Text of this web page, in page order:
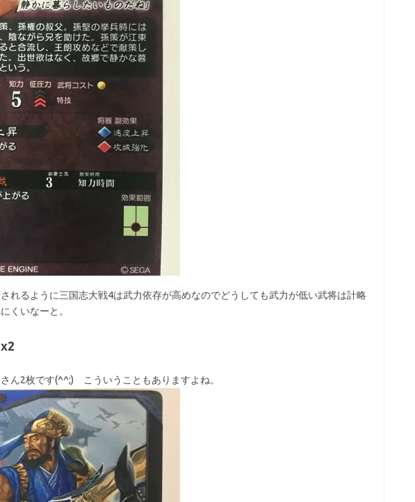
れるように三国志大戦4は武力依存が高めなのでどうしても武力が低い武将は計略
くいなーと。
ん2枚です(^^;) こういうこともありますよね。